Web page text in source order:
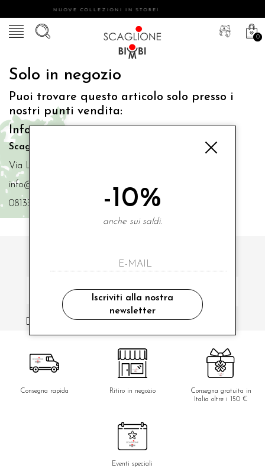
NUOVE COLLEZIONI IN STORE!
0
Solo in negozio
Puoi trovare questo articolo solo presso i
nostri punti vendita:
Info contatti
Scaglione Bimbi di Iacono Maria Angela
Via Luigi Mazzella,73 80077 Ischia
info@scaglionebimbi.com
0813331162
ISCRIVITI ALLA NOSTRA NEWSLETTER
ho letto ed accettato le condizioni sulla privacy.
Consegna rapida Ritiro in negozio
Consegna gratuita in
Italia oltre i 150 €
Eventi speciali
-10%
anche sui saldi.
Iscriviti alla nostra
newsletter